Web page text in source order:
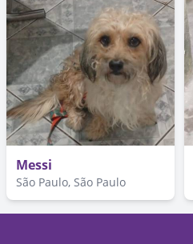
Messi
São Paulo, São Paulo